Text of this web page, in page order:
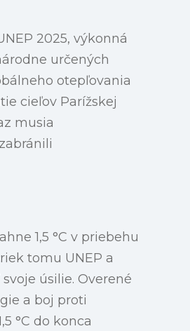
2025, výkonná
určených
otepľovania
cieľov Parížskej
musia
1,5 °C v priebehu
tomu UNEP a
úsilie. Overené
a boj proti
°C do konca